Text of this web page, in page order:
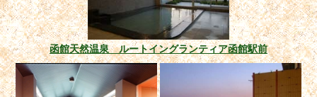
函館天然温泉 ルートイングランティア函館駅前